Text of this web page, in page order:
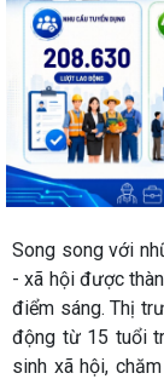
Song song với
- xã hội được
điểm sáng. Thị
động từ 15 tuổi
sinh xã hội,